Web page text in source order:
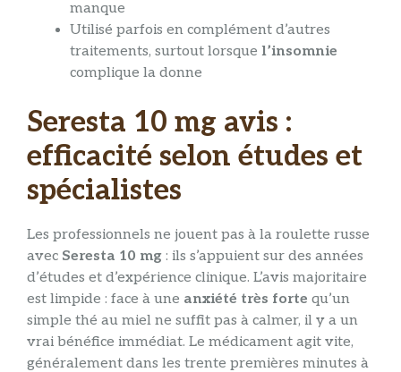
manque
Utilisé parfois en complément d’autres
traitements, surtout lorsque l’insomnie
complique la donne
Seresta 10 mg avis :
efficacité selon études et
spécialistes
Les professionnels ne jouent pas à la roulette russe
avec Seresta 10 mg : ils s’appuient sur des années
d’études et d’expérience clinique. L’avis majoritaire
est limpide : face à une anxiété très forte qu’un
simple thé au miel ne suffit pas à calmer, il y a un
vrai bénéfice immédiat. Le médicament agit vite,
généralement dans les trente premières minutes à